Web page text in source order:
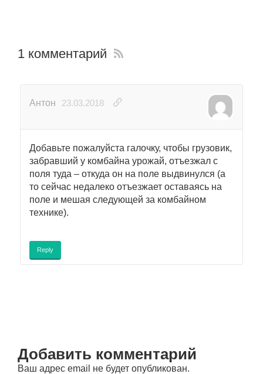
1 комментарий
Антон 23.03.2018
Добавьте пожалуйста галочку, чтобы грузовик,
забравший у комбайна урожай, отъезжал с
поля туда – откуда он на поле выдвинулся (а
то сейчас недалеко отъезжает оставаясь на
поле и мешая следующей за комбайном
технике).
Reply
Добавить комментарий
Ваш адрес email не будет опубликован.